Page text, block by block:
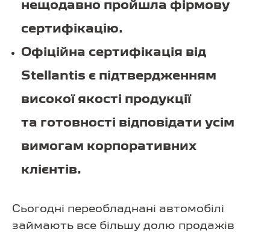
нещодавно пройшла фірмову
сертифікацію.
Офіційна сертифікація від
Stellantis є підтвердженням
високої якості продукції
та готовності відповідати усім
вимогам корпоративних
клієнтів.
Сьогодні переобладнані автомобілі
займають все більшу долю продажів